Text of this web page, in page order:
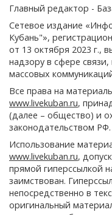
Главный редактор -
Сетевое издание
Кубань"»,
от 13 октября 2023 г.,
надзору в сфере
массовых
Все права на
www.livekuban.ru,
(далее – общество) и
законодательством РФ.
Использование
www.livekuban.ru,
прямой гиперссылкой
заимствован.
непосредственно в
оригинальный